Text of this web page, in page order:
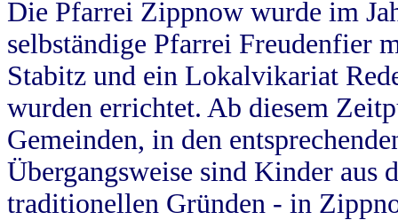
Die Pfarrei Zippnow wurde im
selbständige Pfarrei Freudenfier
Stabitz und ein Lokalvikariat
wurden errichtet. Ab diesem
Gemeinden, in den
Übergangsweise sind Kinder aus
traditionellen Gründen - in